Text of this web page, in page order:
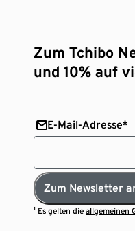
Zum Tchibo
und 10% auf
E-Mail-Adresse*
Zum Newsletter
¹ Es gelten dieallgemeinen